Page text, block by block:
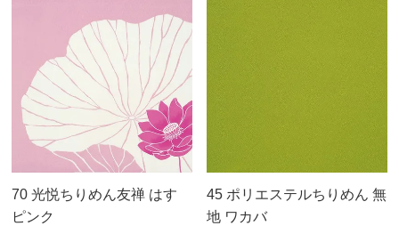
70 光悦ちりめん友禅 はす
ピンク
45 ポリエステルちりめん 無
地 ワカバ